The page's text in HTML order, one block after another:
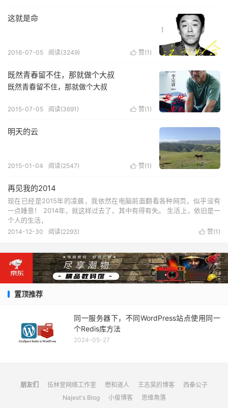
这就是命
 赞(1 )
2016-07-05 阅读(3249)
既然青春留不住，那就做个大叔
既然青春留不住，那就做个大叔
 赞(1 )
2015-07-05 阅读(3691 )
明天的云
 赞(1 )
2015-01-04 阅读(2547)
再见我的2014
现在已经是2015年的凌晨，我依然在电脑前面翻看各种网页，似乎没有
一点睡意！ 2014年，就这样过去了，其中有得有失。 生活上，依旧是一
个人的生活，
 赞(1 )
2014-12-30 阅读(2293)
置顶推荐
同一服务器下，不同WordPress站点使用同一
个Redis库方法
2024-05-27
朋友们 伍林堂网络工作室 懋和道人 王志昊的博客
西秦公子
Najest's Blog
小俊博客 思维角落